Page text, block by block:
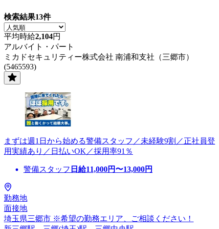
検索結果13件
平均時給2,104円
アルバイト・パート
ミカドセキュリティー株式会社 南浦和支社（三郷市）
(5465593)
まずは週1日から始める警備スタッフ／未経験9割／正社員登
用実績あり／日払いOK／採用率91％
警備スタッフ 日給11,000円〜13,000円
勤務地
面接地
埼玉県三郷市 ※希望の勤務エリア、ご相談ください！